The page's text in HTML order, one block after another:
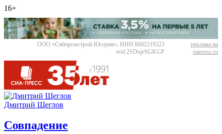
16+
ООО «Сибпромстрой-Югория», ИНН 8602219323
erid:2SDnjeSGKGP
реклама на
siapress.ru
Дмитрий Щеглов
​Совпадение